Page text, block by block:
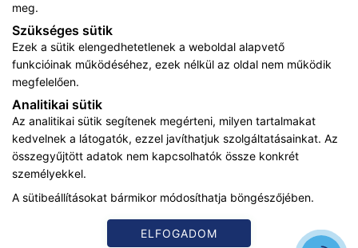
meg.
Szükséges sütik
Ezek a sütik elengedhetetlenek a weboldal alapvető
funkcióinak működéséhez, ezek nélkül az oldal nem működik
megfelelően.
Analitikai sütik
Az analitikai sütik segítenek megérteni, milyen tartalmakat
kedvelnek a látogatók, ezzel javíthatjuk szolgáltatásainkat. Az
összegyűjtött adatok nem kapcsolhatók össze konkrét
személyekkel.
A sütibeállításokat bármikor módosíthatja böngészőjében.
ELFOGADOM
IMPRESSZUM
ÁSZF
KARRIER
Az oldalon feltüntetett árak az ÁFÁ-t tartalmazzák!
kerültek felhasználásra.